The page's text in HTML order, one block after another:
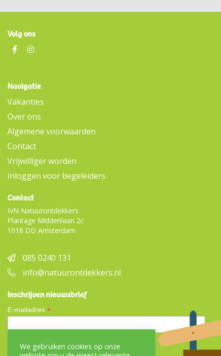
Volg ons
Navigatie
Vakanties
Over ons
Algemene voorwaarden
Contact
Vrijwilliger worden
Inloggen voor begeleiders
Contact
IVN Natuurontdekkers
Plantage Middenlaan 2c
1018 DD Amsterdam
085 0240 131
info@natuurontdekkers.nl
Inschrijven nieuwsbrief
E-mailadres *
We gebruiken cookies op onze